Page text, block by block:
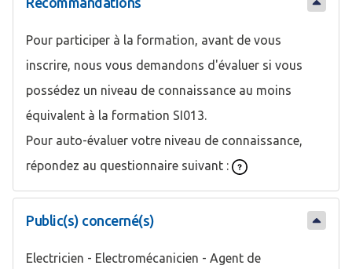
Pour participer à la formation, avant de vous
inscrire, nous vous demandons d'évaluer si vous
possédez un niveau de connaissance au moins
équivalent à la formation SI013.
Pour auto-évaluer votre niveau de connaissance,
répondez au questionnaire suivant :
Public(s) concerné(s)
Electricien - Electromécanicien - Agent de